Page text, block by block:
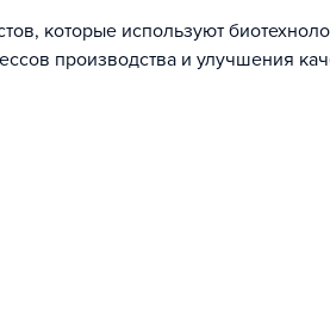
которые используют
производства и улучшения